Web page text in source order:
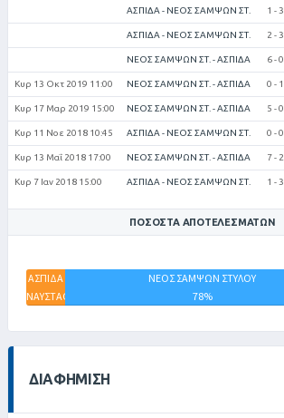
ΑΣΠΙΔΑ - ΝΕΟΣ ΣΑΜΨΩΝ ΣΤ. 1 - 3
ΑΣΠΙΔΑ - ΝΕΟΣ ΣΑΜΨΩΝ ΣΤ. 2 - 3
ΝΕΟΣ ΣΑΜΨΩΝ ΣΤ. - ΑΣΠΙΔΑ 6 - 0
Κυρ 13 Οκτ 2019 11:00 ΝΕΟΣ ΣΑΜΨΩΝ ΣΤ. - ΑΣΠΙΔΑ 0 - 1
Κυρ 17 Μαρ 2019 15:00 ΝΕΟΣ ΣΑΜΨΩΝ ΣΤ. - ΑΣΠΙΔΑ 5 - 0
Κυρ 11 Νοε 2018 10:45 ΑΣΠΙΔΑ - ΝΕΟΣ ΣΑΜΨΩΝ ΣΤ. 0 - 0
Κυρ 13 Μαΐ 2018 17:00 ΝΕΟΣ ΣΑΜΨΩΝ ΣΤ. - ΑΣΠΙΔΑ 7 - 2
Κυρ 7 Ιαν 2018 15:00 ΑΣΠΙΔΑ - ΝΕΟΣ ΣΑΜΨΩΝ ΣΤ. 1 - 3
ΠΟΣΟΣΤΆ ΑΠΟΤΕΛΕΣΜΆΤΩΝ
ΑΣΠΙΔΑ
ΝΑΥΣΤΑΘΜΟΥ
11%
ΝΕΟΣ ΣΑΜΨΩΝ ΣΤΥΛΟΥ
78%
ΔΙΑΦΉΜΙΣΗ